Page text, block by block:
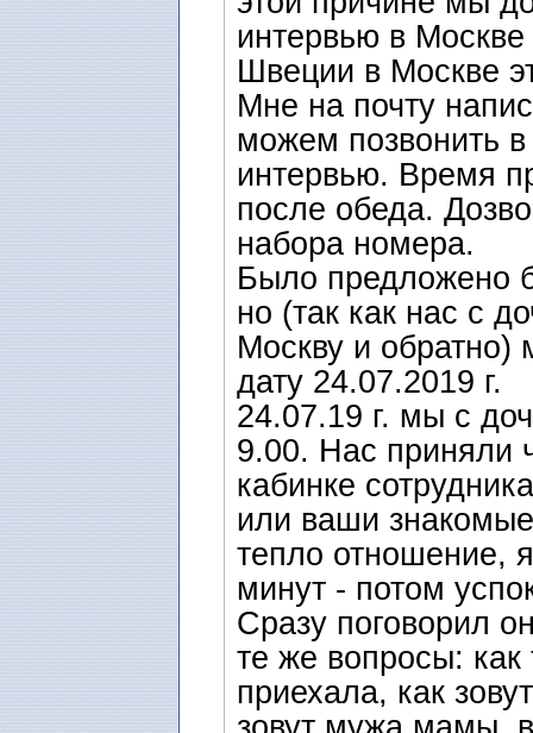
интервью в
Швеции в Москве
Мне на почту
можем позвонить в
интервью. Время
после обеда.
набора номера.
Было предложено
но (так как нас с
Москву и обратно)
дату 24.07.2019 г.
24.07.19 г. мы с
9.00. Нас приняли
кабинке
или ваши знакомые
тепло отношение,
минут - потом
Сразу поговорил
те же вопросы: как
приехала, как